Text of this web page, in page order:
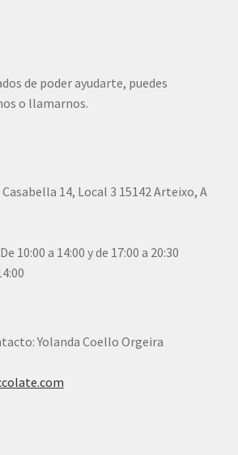
de poder ayudarte, puedes
o llamarnos.
14, Local 3 15142 Arteixo, A
10:00 a 14:00 y de 17:00 a 20:30
Yolanda Coello Orgeira